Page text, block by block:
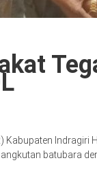
Kabupaten Indragiri
batubara